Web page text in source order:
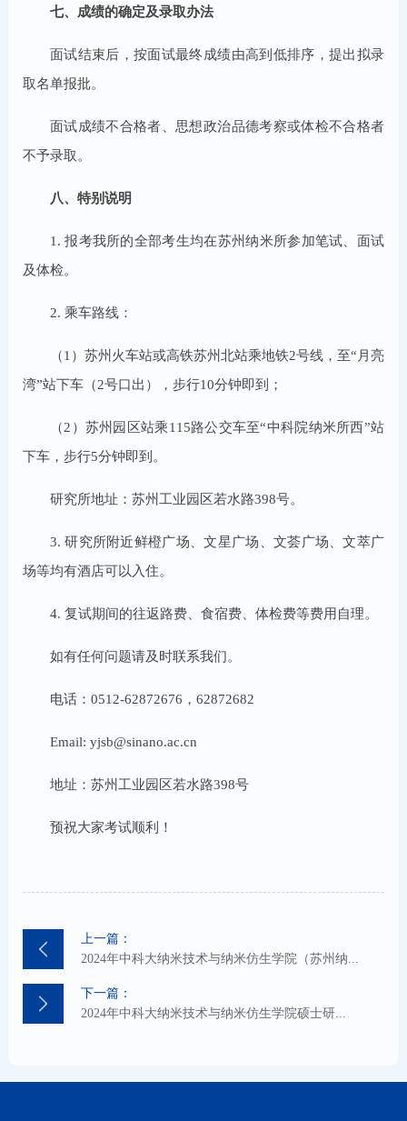
七、成绩的确定及录取办法
面试结束后，按面试最终成绩由高到低排序，提出拟录
取名单报批。
面试成绩不合格者、思想政治品德考察或体检不合格者
不予录取。
八、特别说明
1. 报考我所的全部考生均在苏州纳米所参加笔试、面试
及体检。
2. 乘车路线：
（1）苏州火车站或高铁苏州北站乘地铁2号线，至“月亮
湾”站下车（2号口出），步行10分钟即到；
（2）苏州园区站乘115路公交车至“中科院纳米所西”站
下车，步行5分钟即到。
研究所地址：苏州工业园区若水路398号。
3. 研究所附近鲜橙广场、文星广场、文荟广场、文萃广
场等均有酒店可以入住。
4. 复试期间的往返路费、食宿费、体检费等费用自理。
如有任何问题请及时联系我们。
电话：0512-62872676，62872682
Email: yjsb@sinano.ac.cn
地址：苏州工业园区若水路398号
预祝大家考试顺利！
上一篇：
2024年中科大纳米技术与纳米仿生学院（苏州纳...
下一篇：
2024年中科大纳米技术与纳米仿生学院硕士研...